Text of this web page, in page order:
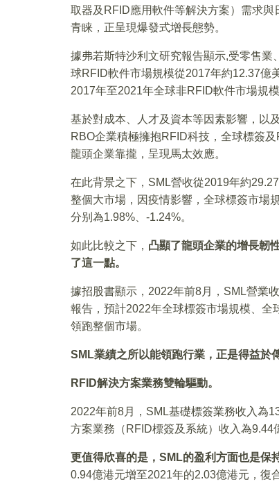
取器及RFID應用軟件等解決方案）需求
青睐，正呈現爆發式增長態勢。
據弗若斯特沙利文研究報告顯示,受零售
球RFID軟件市場規模從2017年約12.37億
2017年至2021年全球非RFID軟件市場規
基於對成本、人才及資本等因素影響，以
RBO企業積極擁抱RFID科技，全球標簽
龍頭企業靠攏，呈現馬太效應。
在此背景之下，SML營收從2019年約
整個大市場，因疫情影響，全球標簽市場
分别為1.98%、-1.24%。
如此比較之下， 凸顯了龍頭企業的增長韌
了這一點。
據招股書顯示，2022年前8月，SML營業
報告，預計2022年全球標簽市場規模、全
領跑整個市場。
SML業績之所以能領跑行業，正是得益於
RFID解決方案業務雙輪驅動。
2022年前8月，SML基礎標簽業務收入為
方案業務（RFID標簽及系統）收入為9.44
更值得欣喜的是， SML的盈利方面也是保
0.94億港元增至2021年的2.03億港元，復